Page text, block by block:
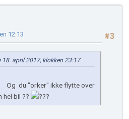
#3
12:13
april 2017, klokken 23:17
Og du "orker" ikke flytte over
hel bil ??